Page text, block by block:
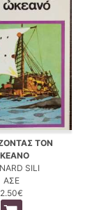
ΤΟΝ
SILI
ΑΣΕ
2.50€